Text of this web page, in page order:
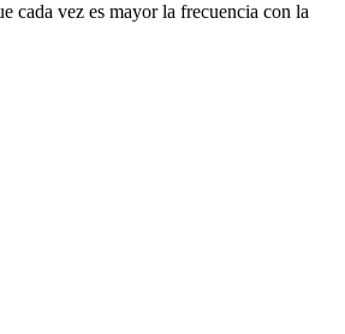
cada vez es mayor la frecuencia con la